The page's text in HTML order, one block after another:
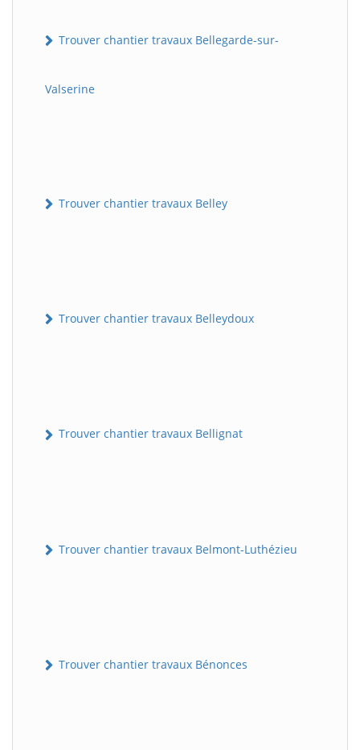
Trouver chantier travaux Bellegarde-sur-
Valserine
Trouver chantier travaux Belley
Trouver chantier travaux Belleydoux
Trouver chantier travaux Bellignat
Trouver chantier travaux Belmont-Luthézieu
Trouver chantier travaux Bénonces